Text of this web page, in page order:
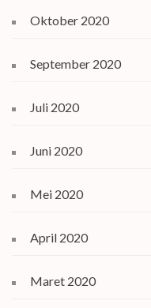
Oktober 2020
September 2020
Juli 2020
Juni 2020
Mei 2020
April 2020
Maret 2020